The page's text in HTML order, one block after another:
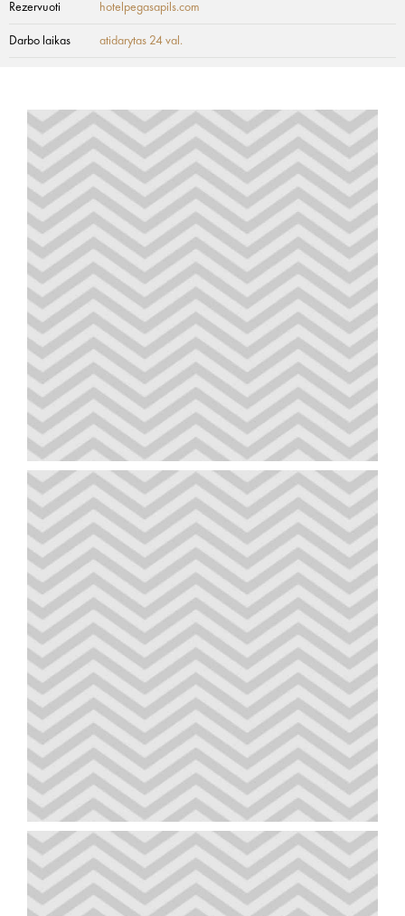
Rezervuoti hotelpegasapils.com
Darbo laikas atidarytas 24 val.